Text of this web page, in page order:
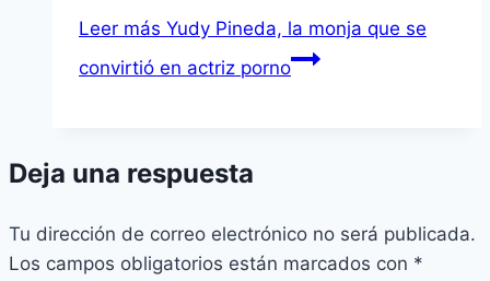
Leer más Yudy Pineda, la monja que se
convirtió en actriz porno
Deja una respuesta
Tu dirección de correo electrónico no será publicada.
Los campos obligatorios están marcados con *